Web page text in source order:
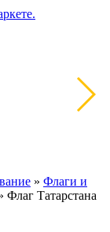
» Флаги и
Флаг Татарстана